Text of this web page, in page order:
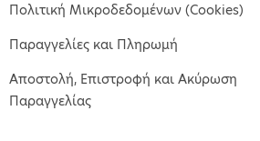
Πολιτική Μικροδεδομένων (Cookies)
Παραγγελίες και Πληρωμή
Αποστολή, Επιστροφή και Ακύρωση
Παραγγελίας